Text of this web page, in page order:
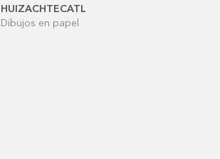
HUIZACHTECATL
Dibujos en papel